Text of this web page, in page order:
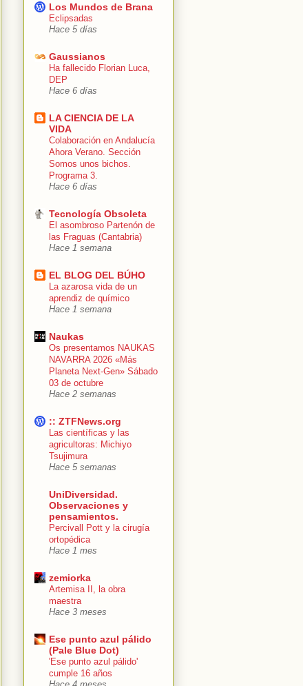
Los Mundos de Brana
Eclipsadas
Hace 5 días
Gaussianos
Ha fallecido Florian Luca,
DEP
Hace 6 días
LA CIENCIA DE LA
VIDA
Colaboración en Andalucía
Ahora Verano. Sección
Somos unos bichos.
Programa 3.
Hace 6 días
Tecnología Obsoleta
El asombroso Partenón de
las Fraguas (Cantabria)
Hace 1 semana
EL BLOG DEL BÚHO
La azarosa vida de un
aprendiz de químico
Hace 1 semana
Naukas
Os presentamos NAUKAS
NAVARRA 2026 «Más
Planeta Next-Gen» Sábado
03 de octubre
Hace 2 semanas
:: ZTFNews.org
Las científicas y las
agricultoras: Michiyo
Tsujimura
Hace 5 semanas
UniDiversidad.
Observaciones y
pensamientos.
Percivall Pott y la cirugía
ortopédica
Hace 1 mes
zemiorka
Artemisa II, la obra
maestra
Hace 3 meses
Ese punto azul pálido
(Pale Blue Dot)
'Ese punto azul pálido'
cumple 16 años